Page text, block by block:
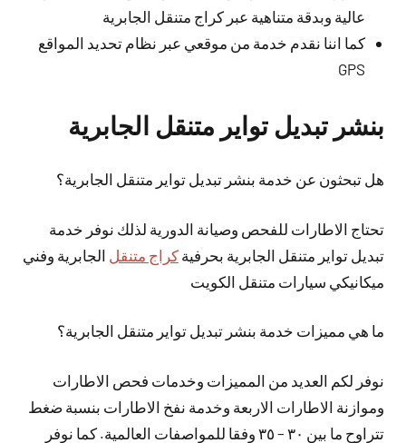
عالية وبدقة متناهية عبر كراج متنقل الجابرية
كما اننا نقدم خدمة من موقعي عبر نظام تحديد المواقع
GPS
بنشر تبديل تواير متنقل الجابرية
هل تبحثون عن خدمة بنشر تبديل تواير متنقل الجابرية؟
تحتاج الاطارات للفحص وصيانة الدورية لذلك نوفر خدمة
تبديل تواير متنقل الجابرية بحرفية كراج متنقل الجابرية وفني
ميكانيكي سيارات متنقل الكويت
ما هي مميزات خدمة بنشر تبديل تواير متنقل الجابرية؟
نوفر لكم العديد من المميزات وخدمات فحص الاطارات
وموازنة الاطارات الاربعة وخدمة نفخ الاطارات بنسبة ضغط
تتراوح ما بين ٣٠ – ٣٥ وفقا للمواصفات العالمية. كما نوفر